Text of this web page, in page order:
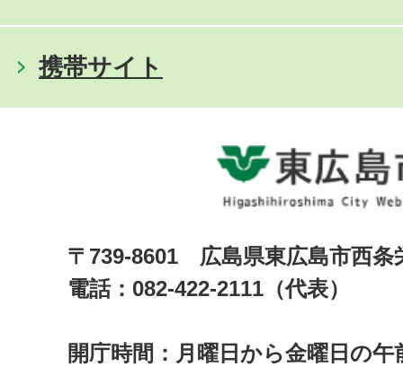
携帯サイト
〒739-8601 広島県東広島市西
電話：082-422-2111（代表）
開庁時間：月曜日から金曜日の午